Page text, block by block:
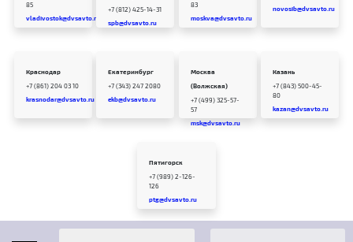
85
vladivostok@dvsavto.ru
+7 (812) 425-14-31
spb@dvsavto.ru
83
moskva@dvsavto.ru
novosib@dvsavto.ru
Краснодар
+7 (861) 204 03 10
krasnodar@dvsavto.ru
Екатеринбург
+7 (343) 247 2080
ekb@dvsavto.ru
Москва
(Волжская)
+7 (499) 325-57-
57
msk@dvsavto.ru
Казань
+7 (843) 500-45-
80
kazan@dvsavto.ru
Пятигорск
+7 (989) 2-126-
126
ptg@dvsavto.ru